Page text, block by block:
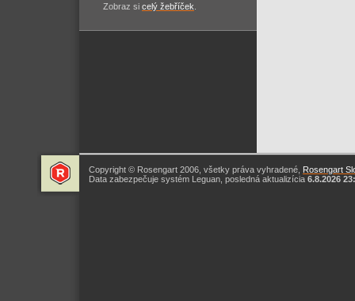
Zobraz si celý žebříček
Copyright © Rosengart 2006, všetky práva vyhradené, Rosengart
Data zabezpečuje systém Leguan, posledná aktualizícia 6.8.2026